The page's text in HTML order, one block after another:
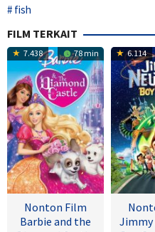
fish
FILM TERKAIT
7.438 78 min
Nonton Film
Barbie and the
6.114
Jimmy